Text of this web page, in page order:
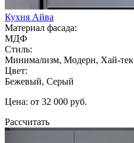
Кухня Айва
Материал фасада:
МДФ
Стиль:
Минимализм, Модерн, Хай-тек
Цвет:
Бежевый, Серый
Цена: от 32 000 руб.
Рассчитать